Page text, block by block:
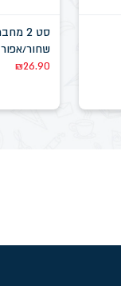
שחור/אפור
₪26.90